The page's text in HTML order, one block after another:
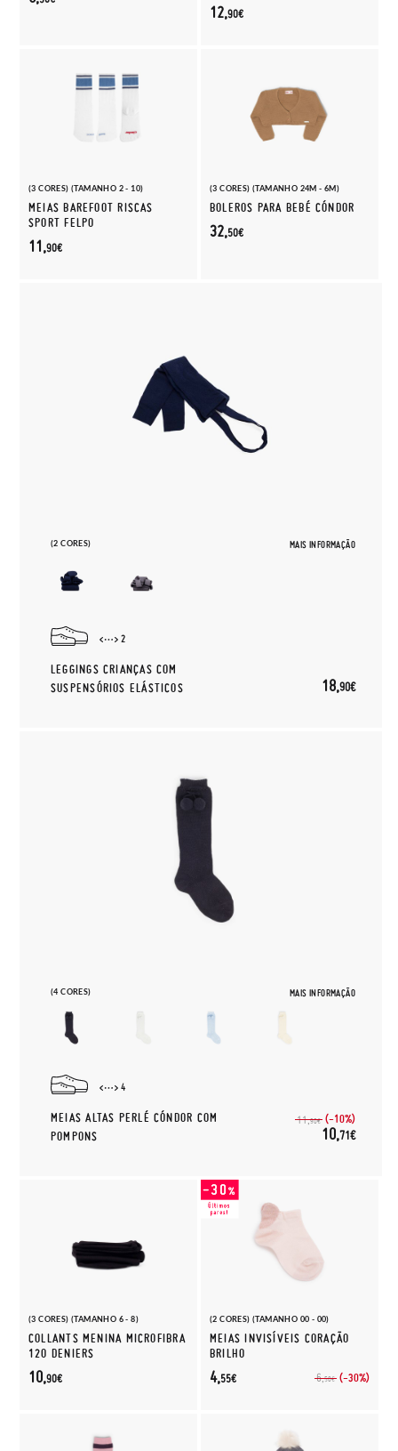
12,90€
(3 CORES) (TAMANHO 2 - 10)
MEIAS BAREFOOT RISCAS
SPORT FELPO
11,90€
(3 CORES) (TAMANHO 24M - 6M)
BOLEROS PARA BEBÉ CÓNDOR
32,50€
(2 CORES) MAIS INFORMAÇÃO
2
LEGGINGS CRIANÇAS COM
SUSPENSÓRIOS ELÁSTICOS
18,90€
(4 CORES) MAIS INFORMAÇÃO
4
MEIAS ALTAS PERLÉ CÓNDOR COM
POMPONS
11,90€ (-10%)
10,71€
(3 CORES) (TAMANHO 6 - 8)
COLLANTS MENINA MICROFIBRA
120 DENIERS
10,90€
(2 CORES) (TAMANHO 00 - 00)
MEIAS INVISÍVEIS CORAÇÃO
BRILHO
6,50€ (-30%)
4,55€